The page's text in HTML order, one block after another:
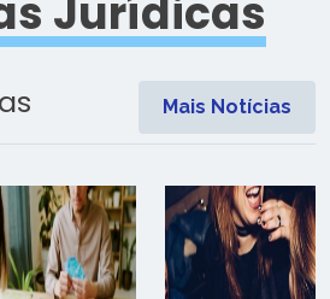
Jurídicas
Mais Notícias